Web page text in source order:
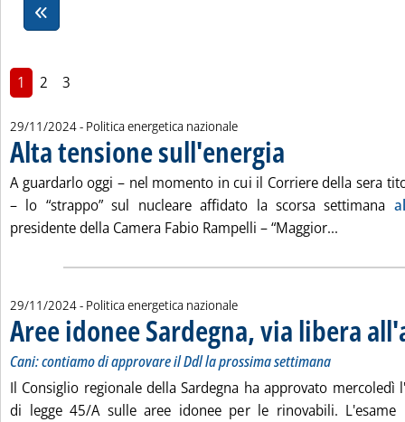
1 2 3
29/11/2024- Politica energetica nazionale
Alta tensione sull'energia
A guardarlo oggi – nel momento in cui il Corriere della sera
– lo “strappo” sul nucleare affidato la scorsa settimana
presidente della Camera Fabio Rampelli – “Maggior...
29/11/2024- Politica energetica nazionale
Aree idonee Sardegna, via libera
Cani: contiamo di approvare il Ddl la prossima settimana
Il Consiglio regionale della Sardegna ha approvato mercoledì
di legge 45/A sulle aree idonee per le rinovabili. L'esame